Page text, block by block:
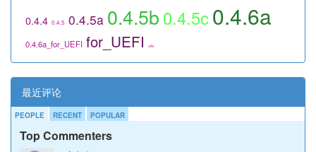
0.4.4 0.4.5 0.4.5a 0.4.5b 0.4.5c0.4.6a
0.4.6a_for_UEFI for_UEFI utils
最近评论
PEOPLE RECENT POPULAR
Top Commenters